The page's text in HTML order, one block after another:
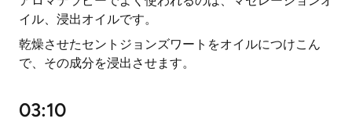
イル、浸出オイルです。
乾燥させたセントジョンズワートをオイルにつけこん
で、その成分を浸出させます。
03:10